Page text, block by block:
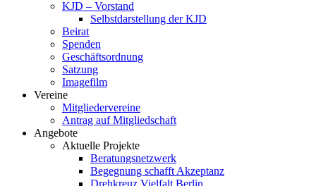
KJD – Vorstand
Selbstdarstellung der KJD
Beirat
Spenden
Geschäftsordnung
Satzung
Imagefilm
Vereine
Mitgliedervereine
Antrag auf Mitgliedschaft
Angebote
Aktuelle Projekte
Beratungsnetzwerk
Begegnung schafft Akzeptanz
Drehkreuz Vielfalt Berlin